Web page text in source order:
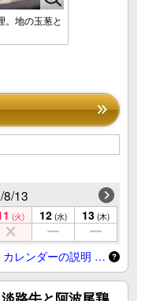
。地の玉葱と
8/13
(火) 12 (水) 13 (木)
カレンダーの説明 …